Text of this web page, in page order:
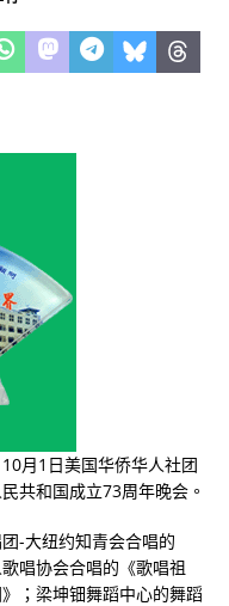
月1日美国华侨华人社团
共和国成立73周年晚会。
-大纽约知青会合唱的
唱协会合唱的《歌唱祖
；梁坤钿舞蹈中心的舞蹈